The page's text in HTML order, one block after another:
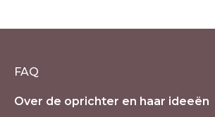
FAQ
Over de oprichter en haar ideeën